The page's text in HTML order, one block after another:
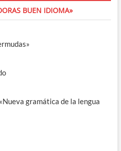
BUEN IDIOMA»
gramática de la lengua